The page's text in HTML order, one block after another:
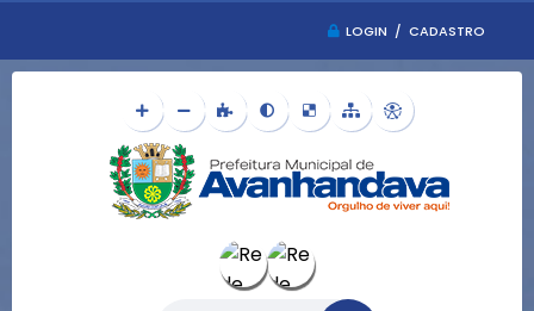
LOGIN / CADASTRO